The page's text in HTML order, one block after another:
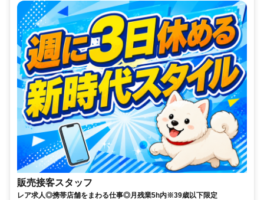
販売接客スタッフ
レア求人◎携帯店舗をまわる仕事◎月残業5h内※39歳以下限定